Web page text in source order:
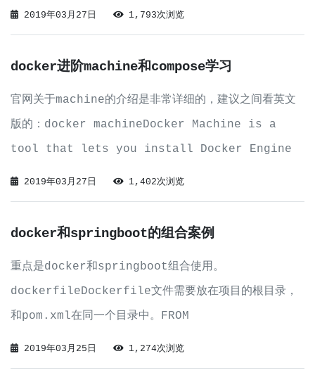
理。比如java开发中各种jar包的管理，一般都会自己搭
建nexus服务器，在docker这里叫做registry。Regis
2019年03月27日 1,793次浏览
docker进阶machine和compose学习
官网关于machine的介绍是非常详细的，建议之间看英文
版的：docker machineDocker Machine is a
tool that lets you install Docker Engine
on virtual hosts, and manage the hosts
with
2019年03月27日 1,402次浏览
docker和springboot的组合案例
重点是docker和springboot组合使用。
dockerfileDockerfile文件需要放在项目的根目录，
和pom.xml在同一个目录中。FROM
openjdk:8MAINTAINER "Owen Jia"LABEL
email="xxxx@outlook.
2019年03月25日 1,274次浏览